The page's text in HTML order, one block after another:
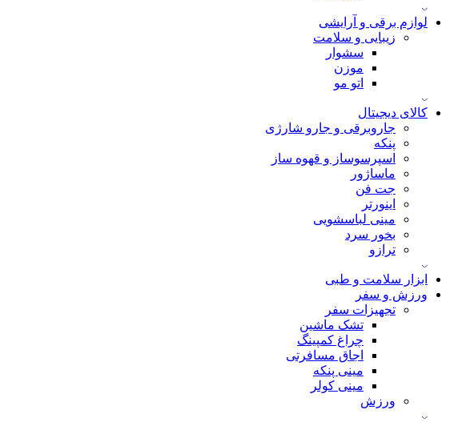
لوازم برقی و آرایشی
زیبایی و سلامت
سشوار
موزن
اتو مو
کالای دیجیتال
جاروبرقی و جارو شارژی
پنکه
اسپرسوساز و قهوه ساز
ماساژور
جت فن
اینورتر
مینی لباسشویی
بخور سرد
ترازو
ابزار سلامت و طبی
ورزش و سفر
تجهیزات سفر
تشک ماشین
چراغ کمپینگ
اجاق مسافرتی
مینی پنکه
مینی کولر
ورزش